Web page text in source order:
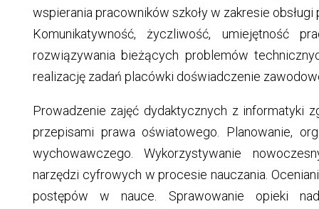
wspierania pracowników szkoły w zakresie
Komunikatywność, życzliwość, umiejętność
rozwiązywania bieżących problemów
realizację zadań placówki doświadczenie
Prowadzenie zajęć dydaktycznych z informatyki
przepisami prawa oświatowego. Planowanie,
wychowawczego. Wykorzystywanie
narzędzi cyfrowych w procesie nauczania.
postępów w nauce. Sprawowanie opieki